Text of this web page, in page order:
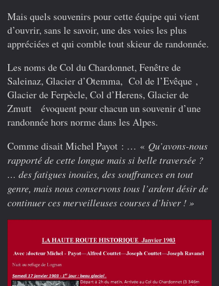
Mais quels souvenirs pour cette équipe qui vient
d’ouvrir, sans le savoir, une des voies les plus
appréciées et qui comble tout skieur de randonnée.
Les noms de Col du Chardonnet, Fenêtre de
Saleinaz, Glacier d’Otemma, Col de l’Evêque ,
Glacier de Ferpècle, Col d’Herens, Glacier de
Zmutt évoquent pour chacun un souvenir d’une
randonnée hors norme dans les Alpes.
Comme disait Michel Payot : … « Qu’avons-nous
rapporté de cette longue mais si belle traversée ?
… des fatigues inouïes, des souffrances en tout
genre, mais nous conservons tous l’ardent désir de
continuer ces merveilleuses courses d’hiver ! »